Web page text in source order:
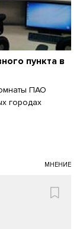
пункта в
ПАО
городах
МНЕНИЕ